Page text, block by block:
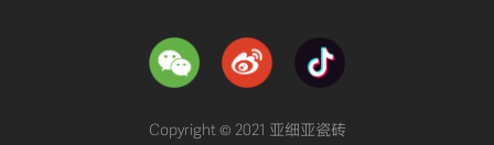
Copyright © 2021 亚细亚瓷砖